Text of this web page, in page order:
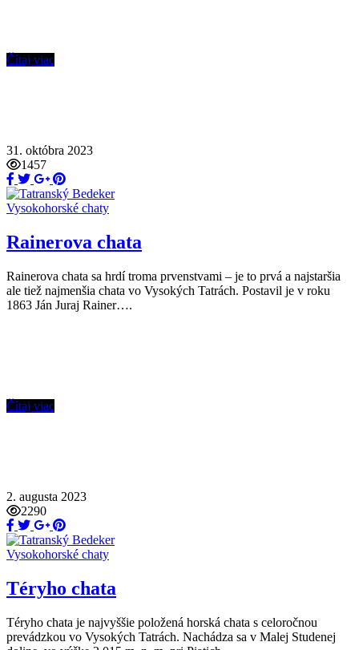
Čítaj viac
31. októbra 2023
1457
Vysokohorské chaty
Rainerova chata
Rainerova chata sa hrdí troma prvenstvami – je to prvá a najstaršia
ale tiež najmenšia chata vo Vysokých Tatrách. Postavil je v roku
1863 Ján Juraj Rainer….
Čítaj viac
2. augusta 2023
2290
Vysokohorské chaty
Téryho chata
Téryho chata je najvyššie položená horská chata s celoročnou
prevádzkou vo Vysokých Tatrách. Nachádza sa v Malej Studenej